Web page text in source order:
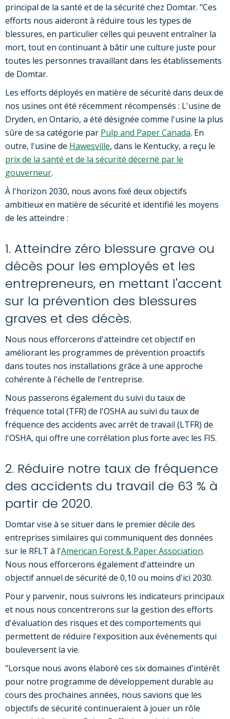
principal de la santé et de la sécurité chez Domtar. "Ces
efforts nous aideront à réduire tous les types de
blessures, en particulier celles qui peuvent entraîner la
mort, tout en continuant à bâtir une culture juste pour
toutes les personnes travaillant dans les établissements
de Domtar.
Les efforts déployés en matière de sécurité dans deux de
nos usines ont été récemment récompensés : L'usine de
Dryden, en Ontario, a été désignée comme l'usine la plus
sûre de sa catégorie par Pulp and Paper Canada. En
outre, l'usine de Hawesville, dans le Kentucky, a reçu le
prix de la santé et de la sécurité décerné par le
gouverneur.
À l'horizon 2030, nous avons fixé deux objectifs
ambitieux en matière de sécurité et identifié les moyens
de les atteindre :
1. Atteindre zéro blessure grave ou
décès pour les employés et les
entrepreneurs, en mettant l'accent
sur la prévention des blessures
graves et des décès.
Nous nous efforcerons d'atteindre cet objectif en
améliorant les programmes de prévention proactifs
dans toutes nos installations grâce à une approche
cohérente à l'échelle de l'entreprise.
Nous passerons également du suivi du taux de
fréquence total (TFR) de l'OSHA au suivi du taux de
fréquence des accidents avec arrêt de travail (LTFR) de
l'OSHA, qui offre une corrélation plus forte avec les FIS.
2. Réduire notre taux de fréquence
des accidents du travail de 63 % à
partir de 2020.
Domtar vise à se situer dans le premier décile des
entreprises similaires qui communiquent des données
sur le RFLT à l'American Forest & Paper Association.
Nous nous efforcerons également d'atteindre un
objectif annuel de sécurité de 0,10 ou moins d'ici 2030.
Pour y parvenir, nous suivrons les indicateurs principaux
et nous nous concentrerons sur la gestion des efforts
d'évaluation des risques et des comportements qui
permettent de réduire l'exposition aux événements qui
bouleversent la vie.
"Lorsque nous avons élaboré ces six domaines d'intérêt
pour notre programme de développement durable au
cours des prochaines années, nous savions que les
objectifs de sécurité continueraient à jouer un rôle